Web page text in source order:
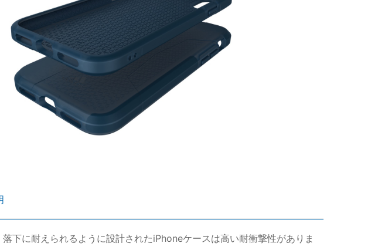
下に耐えられるように設計されたiPhoneケースは高い耐衝撃性がありま